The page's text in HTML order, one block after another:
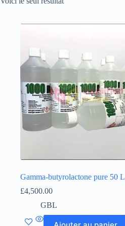
Gamma-butyrolactone pure 50 L
£4,500.00
GBL